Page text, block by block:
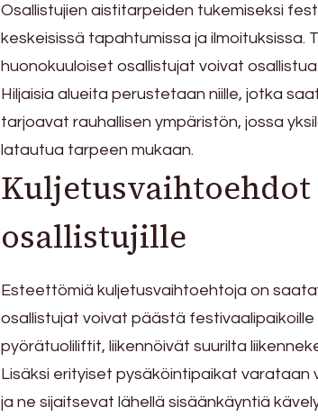
Osallistujien aistitarpeiden tukemiseksi
keskeisissä tapahtumissa ja ilmoituksissa.
huonokuuloiset osallistujat voivat
Hiljaisia alueita perustetaan niille, jotka
tarjoavat rauhallisen ympäristön, jossa
latautua tarpeen mukaan.
osallistujille
Esteettömiä kuljetusvaihtoehtoja on
osallistujat voivat päästä festivaalipaikoille
pyörätuoliliftit, liikennöivät suurilta
Lisäksi erityiset pysäköintipaikat varataan
ja ne sijaitsevat lähellä sisäänkäyntiä